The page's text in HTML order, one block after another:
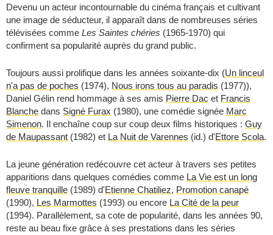
Devenu un acteur incontournable du cinéma français et cultivant
une image de séducteur, il apparaît dans de nombreuses séries
télévisées comme Les Saintes chéries (1965-1970) qui
confirment sa popularité auprès du grand public.
Toujours aussi prolifique dans les années soixante-dix (Un linceul
n'a pas de poches (1974), Nous irons tous au paradis (1977)),
Daniel Gélin rend hommage à ses amis Pierre Dac et Francis
Blanche dans Signé Furax (1980), une comédie signée Marc
Simenon. Il enchaîne coup sur coup deux films historiques : Guy
de Maupassant (1982) et La Nuit de Varennes (id.) d'Ettore Scola.
La jeune génération redécouvre cet acteur à travers ses petites
apparitions dans quelques comédies comme La Vie est un long
fleuve tranquille (1989) d'Etienne Chatiliez, Promotion canapé
(1990), Les Marmottes (1993) ou encore La Cité de la peur
(1994). Parallèlement, sa cote de popularité, dans les années 90,
reste au beau fixe grâce à ses prestations dans les séries